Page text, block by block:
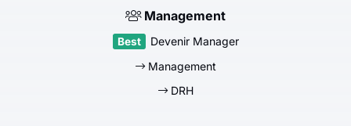
Management
Devenir Manager
Management
DRH